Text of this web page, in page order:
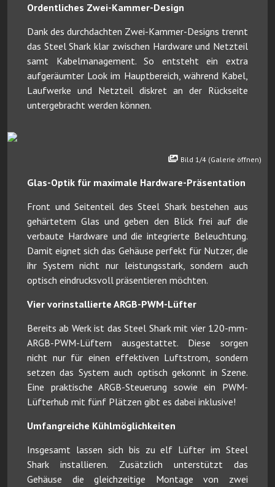
Ordentliches Zwei-Kammer-Design
Dank des durchdachten Zwei-Kammer-Designs trennt
das Steel Shark klar zwischen Hardware und Netzteil
samt Kabelmanagement. So entsteht ein extra
aufgeräumter Look im Hauptbereich, während Kabel,
Laufwerke und Netzteil diskret an der Rückseite
untergebracht werden können.
Bild 1/4 (Galerie öffnen)
Glas-Optik für maximale Hardware-Präsentation
Front und Seitenteil des Steel Shark bestehen aus
gehärtetem Glas und geben den Blick frei auf die
verbaute Hardware und die integrierte Beleuchtung.
Damit eignet sich das Gehäuse perfekt für Nutzer, die
ihr System nicht nur leistungsstark, sondern auch
optisch eindrucksvoll präsentieren möchten.
Vier vorinstallierte ARGB-PWM-Lüfter
Bereits ab Werk ist das Steel Shark mit vier 120-mm-
ARGB-PWM-Lüftern ausgestattet. Diese sorgen
nicht nur für einen effektiven Luftstrom, sondern
setzen das System auch optisch gekonnt in Szene.
Eine praktische ARGB-Steuerung sowie ein PWM-
Lüfterhub mit fünf Plätzen gibt es dabei inklusive!
Umfangreiche Kühlmöglichkeiten
Insgesamt lassen sich bis zu elf Lüfter im Steel
Shark installieren. Zusätzlich unterstützt das
Gehäuse die gleichzeitige Montage von zwei